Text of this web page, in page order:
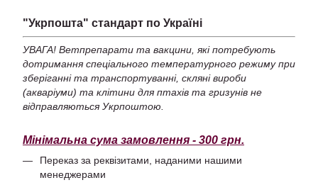
"Укрпошта" стандарт по Україні
УВАГА! Ветпрепарати та вакцини, які потребують
дотримання спеціального температурного режиму при
зберіганні та транспортуванні, скляні вироби
(акваріуми) та клітини для птахів та гризунів не
відправляються Укрпоштою.
Мінімальна сума замовлення - 300 грн.
Переказ за реквізитами, наданими нашими
менеджерами